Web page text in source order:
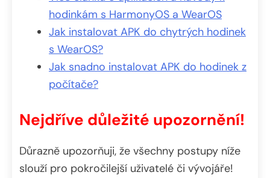
hodinkám s HarmonyOS a WearOS
Jak instalovat APK do chytrých hodinek
s WearOS?
Jak snadno instalovat APK do hodinek z
počítače?
Nejdříve důležité upozornění!
Důrazně upozorňuji, že všechny postupy níže
slouží pro pokročilejší uživatelé či vývojáře!